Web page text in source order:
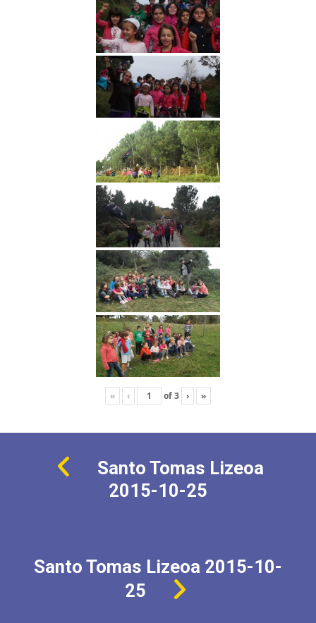
« ‹ of3 › »
Santo Tomas Lizeoa
2015-10-25
Santo Tomas Lizeoa 2015-10-
25